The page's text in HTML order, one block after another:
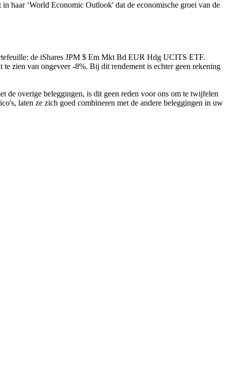
haar ‘World Economic Outlook' dat de economische groei van de
de iShares JPM $ Em Mkt Bd EUR Hdg UCITS ETF.
zien van ongeveer -8%. Bij dit rendement is echter geen rekening
de overige beleggingen, is dit geen reden voor ons om te twijfelen
laten ze zich goed combineren met de andere beleggingen in uw